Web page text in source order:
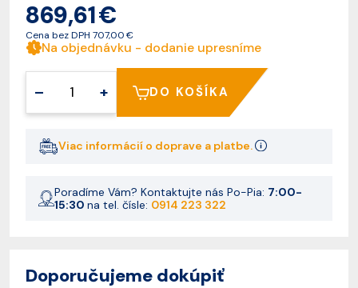
869,61 €
Cena bez DPH 707,00 €
Na objednávku - dodanie upresníme
– + DO KOŠÍKA
Viac informácií o doprave a platbe.
Poradíme Vám? Kontaktujte nás Po-Pia: 7:00-
15:30 na tel. čísle: 0914 223 322
Doporučujeme dokúpiť